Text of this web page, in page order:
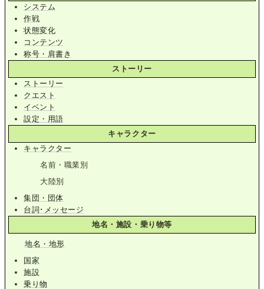
システム
作戦
状態変化
コンテンツ
称号・肩書き
ストーリー
ストーリー
クエスト
イベント
設定・用語
キャラクター
キャラクター
名前・職業別
大陸別
集団・団体
台詞･メッセージ
地名・施設・乗り物等
地名・地形
国家
施設
乗り物